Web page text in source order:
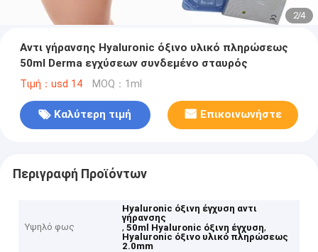
2/4
Αντι γήρανσης Hyaluronic όξινο υλικό πληρώσεως
50ml Derma εγχύσεων συνδεμένο σταυρός
Τιμή：usd 14 MOQ：1ml
Καλύτερη τιμή Επικοινωνήστε
Περιγραφή Προϊόντων
Υψηλό φως
Hyaluronic όξινη έγχυση αντι
γήρανσης
,50ml Hyaluronic όξινη έγχυση,
Hyaluronic όξινο υλικό πληρώσεως
2.0mm